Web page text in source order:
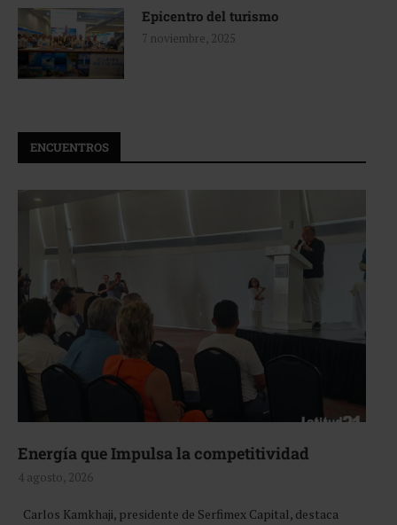
Epicentro del turismo
7 noviembre, 2025
ENCUENTROS
Energía que Impulsa la competitividad
4 agosto, 2026
Carlos Kamkhaji, presidente de Serfimex Capital, destaca